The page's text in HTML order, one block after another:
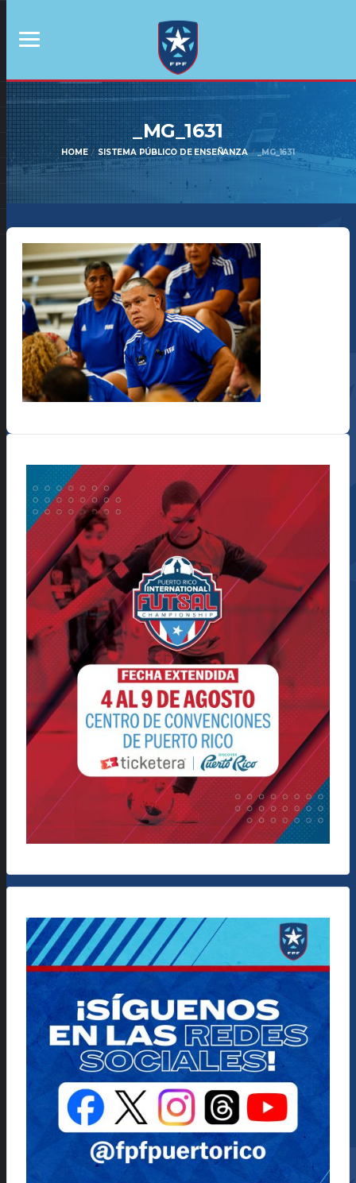
_MG_1631
HOME SISTEMA PÚBLICO DE ENSEÑANZA _MG_1631